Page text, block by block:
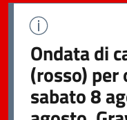
Ondata di
(rosso) per
sabato 8